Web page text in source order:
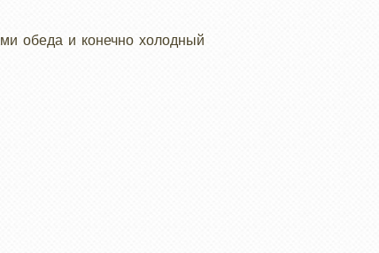
обеда и конечно холодный